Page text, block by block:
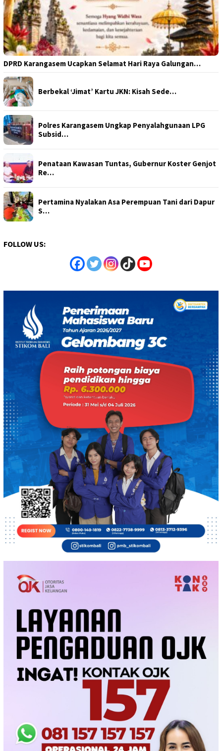
DPRD Karangasem Ucapkan Selamat Hari Raya Galungan…
Berbekal ‘Jimat’ Kartu JKN: Kisah Sede…
Polres Karangasem Ungkap Penyalahgunaan LPG
Subsid…
Penataan Kawasan Tuntas, Gubernur Koster Genjot
Re…
Pertamina Nyalakan Asa Perempuan Tani dari Dapur
S…
FOLLOW US: